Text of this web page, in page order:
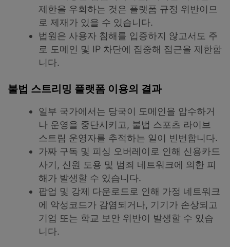
제한을 우회하는 것은 플랫폼 규정 위반이므
로 제재가 있을 수 있습니다.
법원은 사용자 침해를 입증하지 않고서도 주
로 도메인 및 IP 차단에 집중해 접근을 제한합
니다.
불법 스트리밍 플랫폼 이용의 결과
일부 국가에서는 당국이 도메인을 압수하거
나 운영을 중단시키고, 불법 스포츠 라이브
스트림 운영자를 추적하는 일이 빈번합니다.
가짜 구독 및 피싱 오버레이로 인해 신용카드
사기, 신원 도용 및 범죄 네트워크에 의한 피
해가 발생할 수 있습니다.
팝업 및 강제 다운로드로 인해 가정 네트워크
에 악성코드가 감염되거나, 기기가 손상되고
기업 또는 학교 보안 위반이 발생할 수 있습
니다.